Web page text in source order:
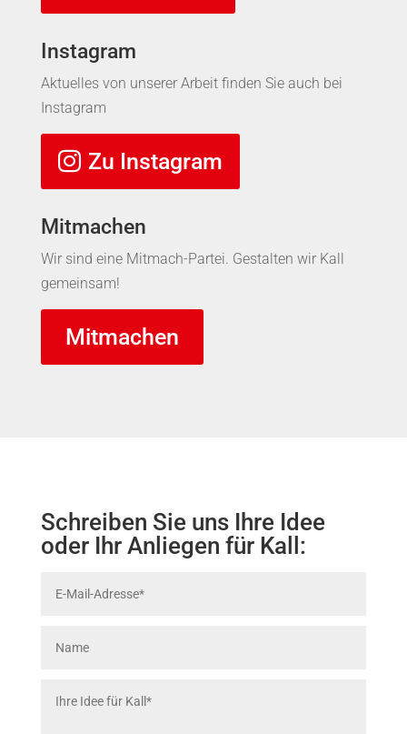
Instagram
Aktuelles von unserer Arbeit finden Sie auch bei
Instagram
Zu Instagram
Mitmachen
Wir sind eine Mitmach-Partei. Gestalten wir Kall
gemeinsam!
Mitmachen
Schreiben Sie uns Ihre Idee
oder Ihr Anliegen für Kall: